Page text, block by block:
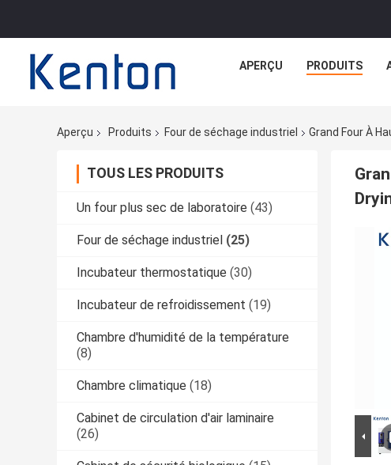
APERÇU PRODUITS
Aperçu Produits Four de séchage industriel Grand Four À
TOUS LES PRODUITS
Un four plus sec de laboratoire (43)
Four de séchage industriel (25)
Incubateur thermostatique (30)
Incubateur de refroidissement (19)
Chambre d'humidité de la température
(8)
Chambre climatique (18)
Cabinet de circulation d'air laminaire
(26)